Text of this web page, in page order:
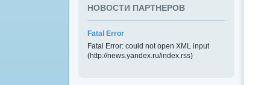
НОВОСТИ ПАРТНЕРОВ
Fatal Error
Fatal Error: could not open XML input
(http://news.yandex.ru/index.rss)